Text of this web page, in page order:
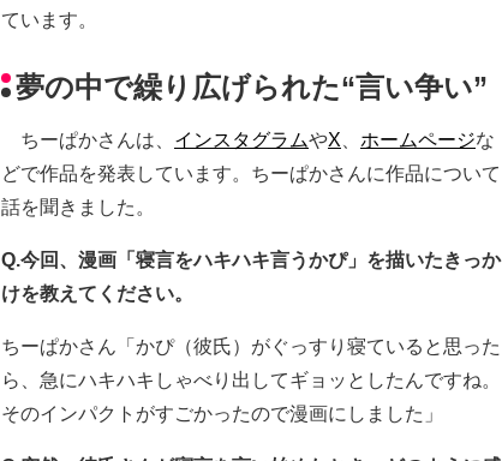
ています。
夢の中で繰り広げられた“言い争い”
ちーぱかさんは、 インスタグラムやX ホームページな
どで作品を発表しています。ちーぱかさんに作品について
話を聞きました。
Q.今回、漫画「寝言をハキハキ言うかぴ」を描いたきっか
けを教えてください。
ちーぱかさん「かぴ（彼氏）がぐっすり寝ていると思った
ら、急にハキハキしゃべり出してギョッとしたんですね。
そのインパクトがすごかったので漫画にしました」